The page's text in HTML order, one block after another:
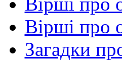
Вірші про
Загадки